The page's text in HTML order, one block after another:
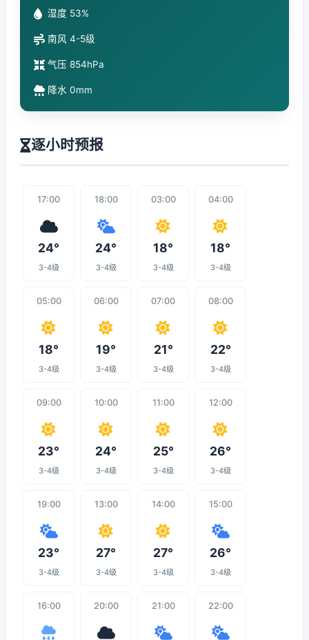
湿度 53%
南风 4-5级
气压 854hPa
降水 0mm
逐小时预报
17:00
24°
3-4级
18:00
24°
3-4级
03:00
18°
3-4级
04:00
18°
3-4级
05:00
18°
3-4级
06:00
19°
3-4级
07:00
21°
3-4级
08:00
22°
3-4级
09:00
23°
3-4级
10:00
24°
3-4级
11:00
25°
3-4级
12:00
26°
3-4级
19:00
23°
3-4级
13:00
27°
3-4级
14:00
27°
3-4级
15:00
26°
3-4级
16:00 20:00 21:00 22:00